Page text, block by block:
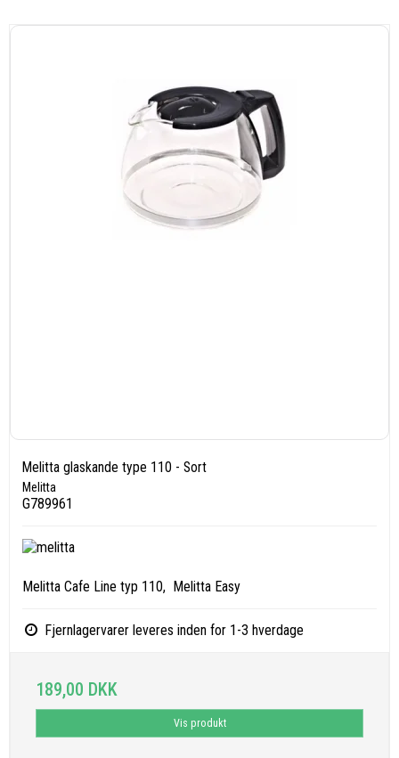
Melitta glaskande type 110 - Sort
Melitta
G789961
Melitta Cafe Line typ 110, Melitta Easy
Fjernlagervarer leveres inden for 1-3 hverdage
189,00 DKK
Vis produkt